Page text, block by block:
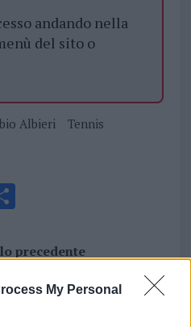
My Personal
andando nella
del sito o
Albieri Tennis
S
a
precedente